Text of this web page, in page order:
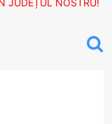
JUDEȚUL NOSTRU!